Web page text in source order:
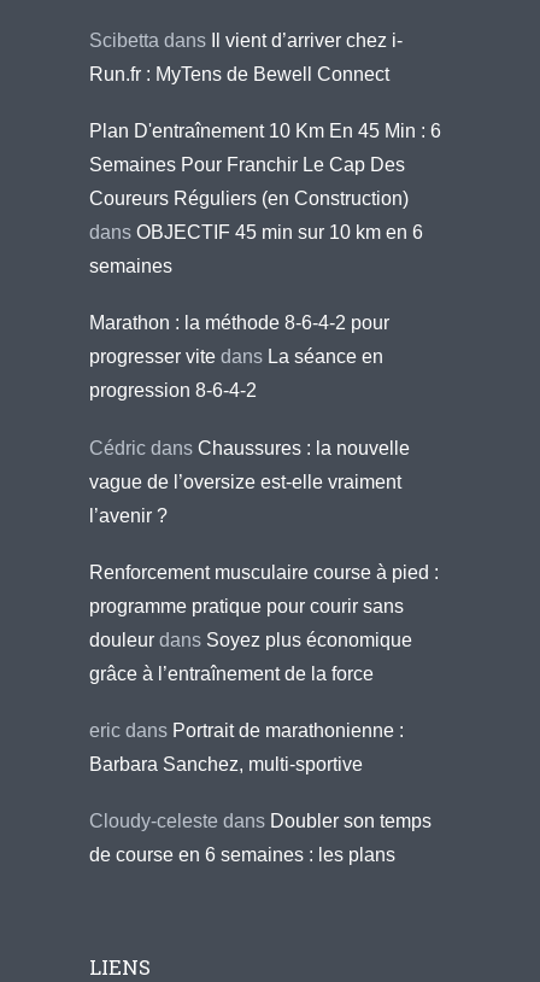
Scibetta dans
Il vient d’arriver chez i-
Run.fr : MyTens de Bewell Connect
Plan D'entraînement 10 Km En 45 Min : 6
Semaines Pour Franchir Le Cap Des
Coureurs Réguliers (en Construction)
dans OBJECTIF 45 min sur 10 km en 6
semaines
Marathon : la méthode 8-6-4-2 pour
progresser vite dans La séance en
progression 8-6-4-2
Cédric dans Chaussures : la nouvelle
vague de l’oversize est-elle vraiment
l’avenir ?
Renforcement musculaire course à pied :
programme pratique pour courir sans
douleur dans Soyez plus économique
grâce à l’entraînement de la force
eric dans Portrait de marathonienne :
Barbara Sanchez, multi-sportive
Cloudy-celeste dans Doubler son temps
de course en 6 semaines : les plans
LIENS